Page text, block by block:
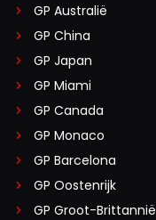
GP Australië
GP China
GP Japan
GP Miami
GP Canada
GP Monaco
GP Barcelona
GP Oostenrijk
GP Groot-Brittannië